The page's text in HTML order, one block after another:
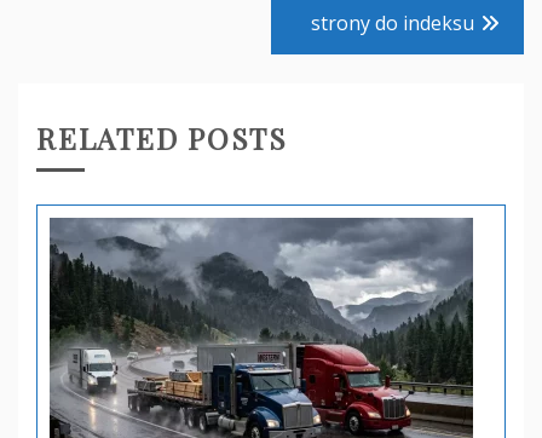
strony do indeksu
RELATED POSTS